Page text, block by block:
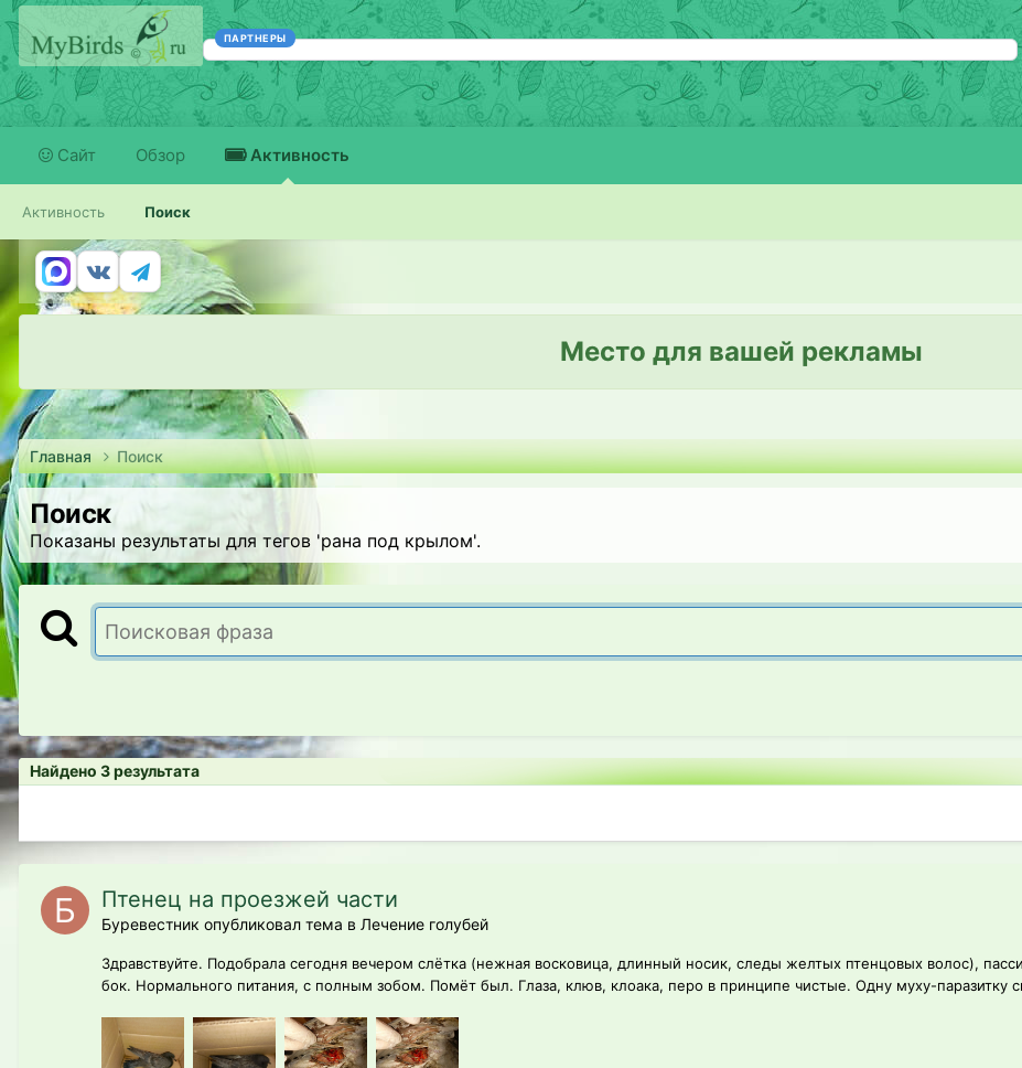
ПАРТНЕРЫ
Сайт Обзор Активность
Активность Поиск
Место для вашей рекламы
Главная Поиск
Поиск
Показаны результаты для тегов 'рана под крылом'.
Найдено 3 результата
Птенец на проезжей части
Буревестник опубликовал тема в Лечение голубей
Здравствуйте. Подобрала сегодня вечером слётка (нежная восковица, длинный носик, следы желтых птенцовых волос),
бок. Нормального питания, с полным зобом. Помёт был. Глаза, клюв, клоака, перо в принципе чистые. Одну муху-паразитку